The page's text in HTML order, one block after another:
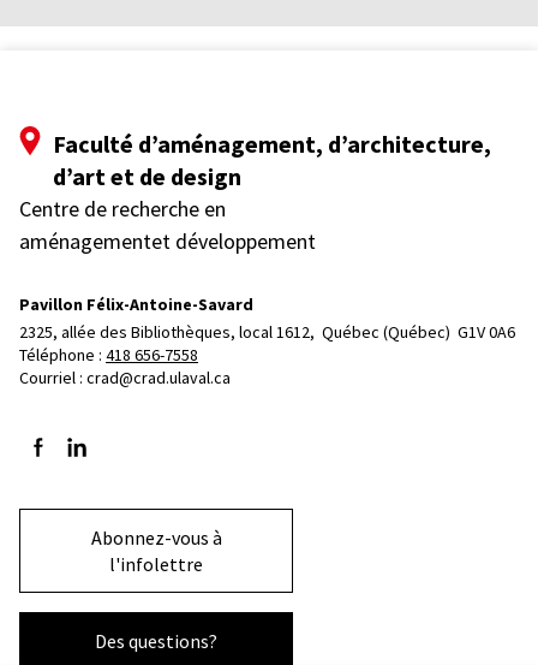
Faculté d’aménagement, d’architecture,
d’art et de design
Centre de recherche en
aménagementet développement
Pavillon Félix-Antoine-Savard
2325, allée des Bibliothèques, local 1612, Québec (Québec)  G1V 0A6
Téléphone : 418 656-7558
Courriel : crad@crad.ulaval.ca
Suivez-nous sur Facebook
Suivez-nous sur LinkedIn
Abonnez-vous à
l'infolettre
Des questions?